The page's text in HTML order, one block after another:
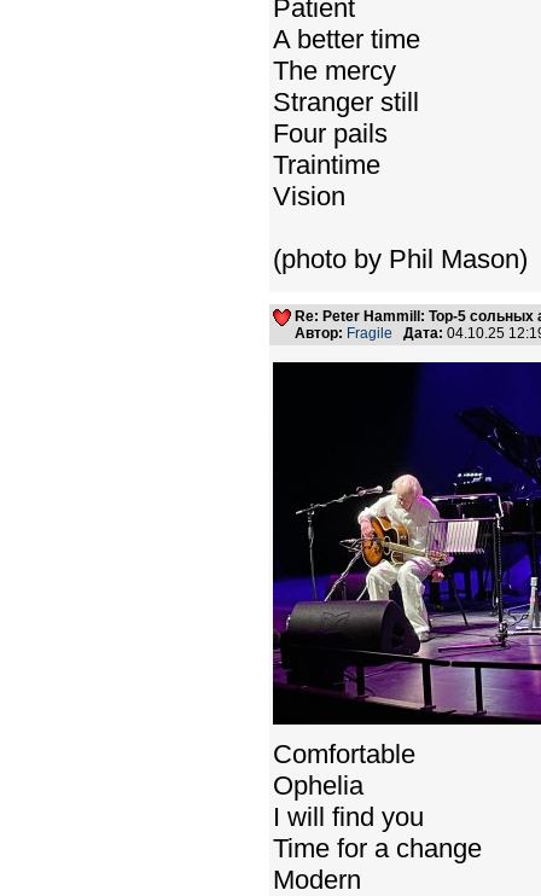
Patient
A better time
The mercy
Stranger still
Four pails
Traintime
Vision
(photo by Phil Mason)
Re: Peter Hammill: Top-5 сольных
Автор: Fragile Дата: 04.10.25
Comfortable
Ophelia
I will find you
Time for a change
Modern